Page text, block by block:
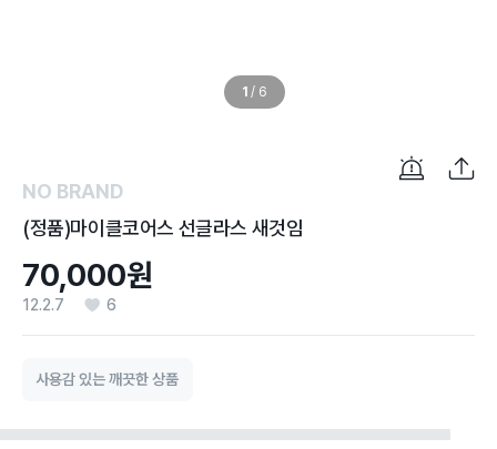
1 / 6
NO BRAND
(정품)마이클코어스 선글라스 새것임
70,000원
12.2.7 6
사용감 있는 깨끗한 상품